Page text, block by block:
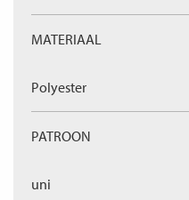
MATERIAAL
Polyester
PATROON
uni